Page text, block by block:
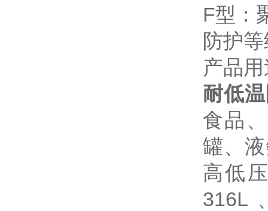
F型：
防护
产品
耐低
食品
罐、
高低
316L